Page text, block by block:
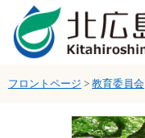
ページの先頭です。
メニューを飛ばして本文へ
フロントページ > 教育委員会